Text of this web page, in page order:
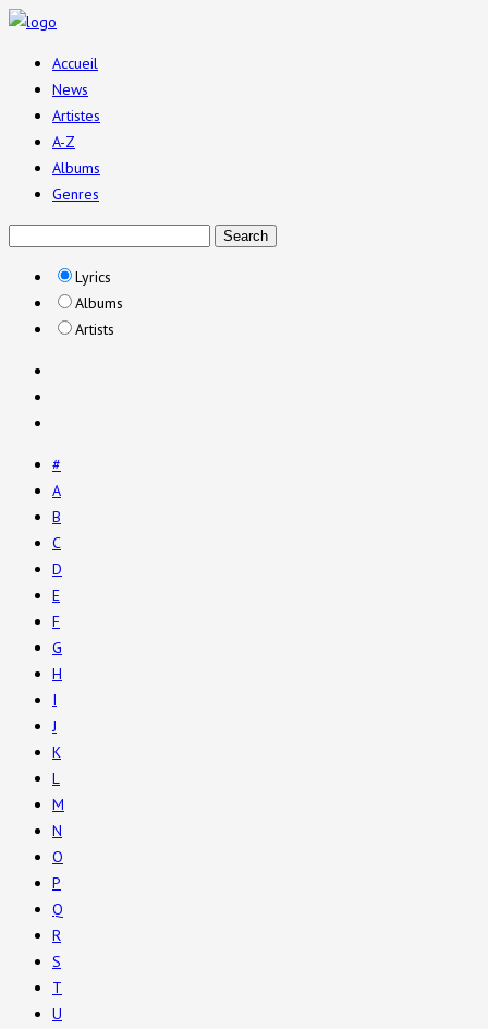
Accueil
News
Artistes
A-Z
Albums
Genres
Lyrics
Albums
Artists
#
A
B
C
D
E
F
G
H
I
J
K
L
M
N
O
P
Q
R
S
T
U